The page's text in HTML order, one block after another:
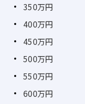
350万円
400万円
450万円
500万円
550万円
600万円